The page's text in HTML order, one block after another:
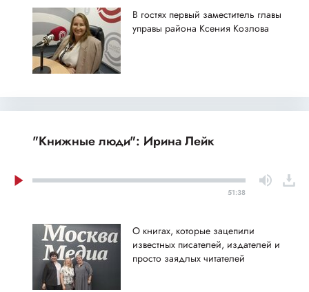
В гостях первый заместитель главы
управы района Ксения Козлова
"Книжные люди": Ирина Лейк
51:38
О книгах, которые зацепили
известных писателей, издателей и
просто заядлых читателей